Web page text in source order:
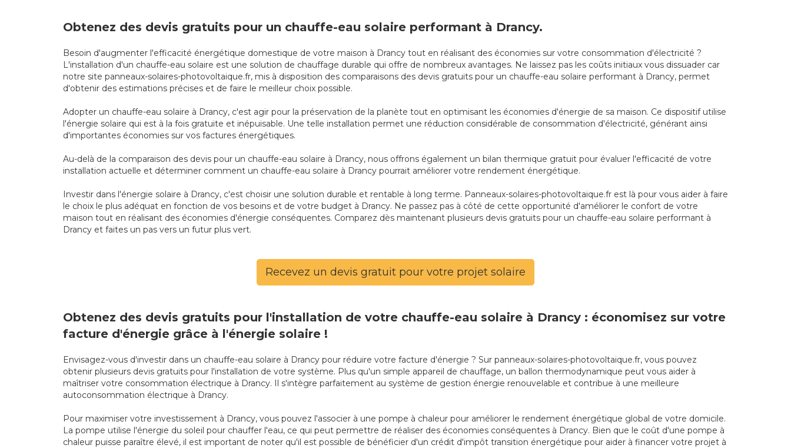
Obtenez des devis gratuits pour un chauffe-eau solaire performant à Drancy.
Besoin d'augmenter l'efficacité énergétique domestique de votre maison à Drancy tout en réalisant des économies sur votre consommation d'électricité ?
L'installation d'un chauffe-eau solaire est une solution de chauffage durable qui offre de nombreux avantages. Ne laissez pas les coûts initiaux vous dissuader car
notre site panneaux-solaires-photovoltaique.fr, mis à disposition des comparaisons des devis gratuits pour un chauffe-eau solaire performant à Drancy, permet
d'obtenir des estimations précises et de faire le meilleur choix possible.
Adopter un chauffe-eau solaire à Drancy, c'est agir pour la préservation de la planète tout en optimisant les économies d'énergie de sa maison. Ce dispositif utilise
l'énergie solaire qui est à la fois gratuite et inépuisable. Une telle installation permet une réduction considérable de consommation d'électricité, générant ainsi
d'importantes économies sur vos factures énergétiques.
Au-delà de la comparaison des devis pour un chauffe-eau solaire à Drancy, nous offrons également un bilan thermique gratuit pour évaluer l'efficacité de votre
installation actuelle et déterminer comment un chauffe-eau solaire à Drancy pourrait améliorer votre rendement énergétique.
Investir dans l'énergie solaire à Drancy, c'est choisir une solution durable et rentable à long terme. Panneaux-solaires-photovoltaique.fr est là pour vous aider à faire
le choix le plus adéquat en fonction de vos besoins et de votre budget à Drancy. Ne passez pas à côté de cette opportunité d'améliorer le confort de votre
maison tout en réalisant des économies d'énergie conséquentes. Comparez dès maintenant plusieurs devis gratuits pour un chauffe-eau solaire performant à
Drancy et faites un pas vers un futur plus vert.
Recevez un devis gratuit pour votre projet solaire
Obtenez des devis gratuits pour l'installation de votre chauffe-eau solaire à Drancy : économisez sur votre
facture d'énergie grâce à l'énergie solaire !
Envisagez-vous d'investir dans un chauffe-eau solaire à Drancy pour réduire votre facture d'énergie ? Sur panneaux-solaires-photovoltaique.fr, vous pouvez
obtenir plusieurs devis gratuits pour l'installation de votre système. Plus qu'un simple appareil de chauffage, un ballon thermodynamique peut vous aider à
maîtriser votre consommation électrique à Drancy. Il s'intègre parfaitement au système de gestion énergie renouvelable et contribue à une meilleure
autoconsommation électrique à Drancy.
Pour maximiser votre investissement à Drancy, vous pouvez l'associer à une pompe à chaleur pour améliorer le rendement énergétique global de votre domicile.
La pompe utilise l'énergie du soleil pour chauffer l'eau, ce qui peut permettre de réaliser des économies conséquentes à Drancy. Bien que le coût d'une pompe à
chaleur puisse paraître élevé, il est important de noter qu'il est possible de bénéficier d'un crédit d'impôt transition énergétique pour aider à financer votre projet à